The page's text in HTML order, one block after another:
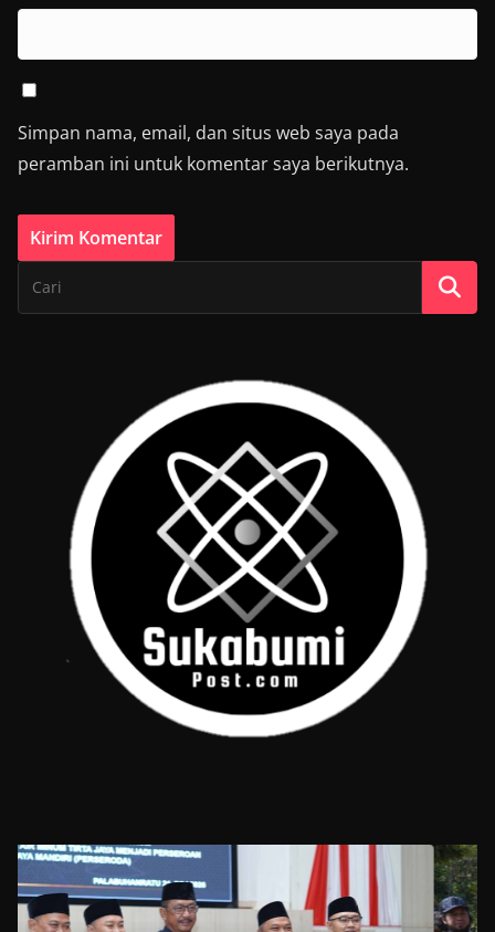
Simpan nama, email, dan situs web saya pada
peramban ini untuk komentar saya berikutnya.